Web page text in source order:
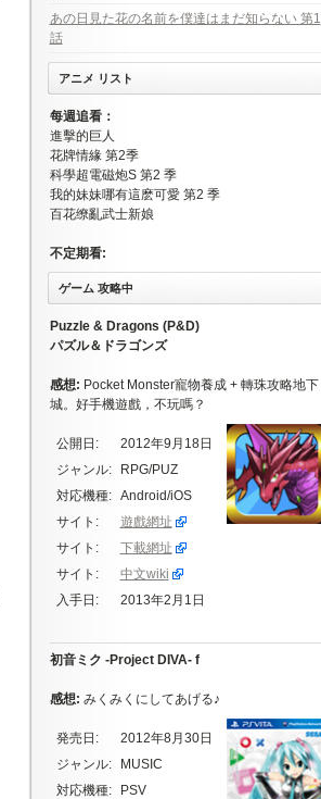
あの日見た花の名前を僕達はまだ知らない 第1
話
アニメ リスト
每週追看：
進擊的巨人
花牌情緣 第2季
科學超電磁炮S 第2 季
我的妹妹哪有這麽可愛 第2 季
百花缭亂武士新娘
不定期看:
ゲーム 攻略中
Puzzle & Dragons (P&D)
パズル＆ドラゴンズ
感想: Pocket Monster寵物養成 + 轉珠攻略地下
城。好手機遊戲，不玩嗎？
公開日:
2012年9月18日
ジャンル:
RPG/PUZ
対応機種:
Android/iOS
サイト:
遊戲網址
サイト:
下載網址
サイト:
中文wiki
入手日:
2013年2月1日
初音ミク -Project DIVA- f
感想: みくみくにしてあげる♪
発売日:
2012年8月30日
ジャンル:
MUSIC
対応機種:
PSV